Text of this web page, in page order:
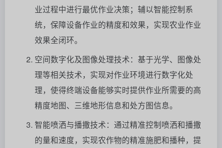
业过程中进行最优作业决策；辅以智能控制系
统，保障设备作业的精度和效果，实现农业作业
效果全闭环。
空间数字化及图像处理技术：基于光学、图像处
理等相关技术，实现对作业环境进行数字化处
理，使得终端设备能够实时提供作业所需要的高
精度地图、三维地形信息和处方图信息。
智能喷洒与播撒技术：通过精准控制喷洒和播撒
的量和速度，实现农作物的精准施肥和播种，提